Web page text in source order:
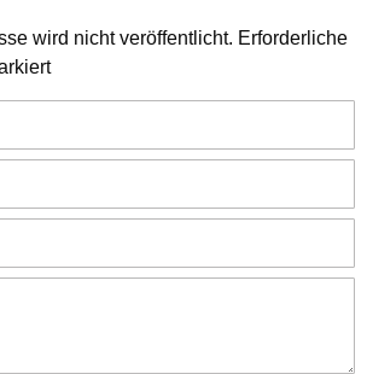
wird nicht veröffentlicht. Erforderliche